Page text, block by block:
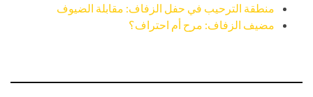
منطقة الترحيب في حفل الزفاف: مقابلة الضيوف
مضيف الزفاف: مرح أم احتراف؟